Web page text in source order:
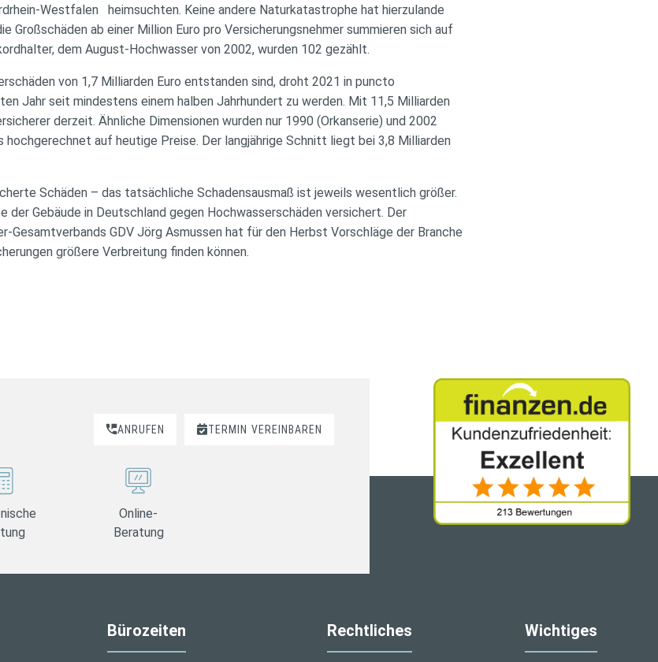
Westfalen heimsuchten. Keine andere Naturkatastrophe hat hierzulande
Großschäden ab einer Million Euro pro Versicherungsnehmer summieren sich auf
dem August-Hochwasser von 2002, wurden 102 gezählt.
von 1,7 Milliarden Euro entstanden sind, droht 2021 in puncto
Jahr seit mindestens einem halben Jahrhundert zu werden. Mit 11,5 Milliarden
derzeit. Ähnliche Dimensionen wurden nur 1990 (Orkanserie) und 2002
auf heutige Preise. Der langjährige Schnitt liegt bei 3,8 Milliarden
Schäden – das tatsächliche Schadensausmaß ist jeweils wesentlich größer.
der Gebäude in Deutschland gegen Hochwasserschäden versichert. Der
Gesamtverbands GDV Jörg Asmussen hat für den Herbst Vorschläge der Branche
größere Verbreitung finden können.
ANRUFEN TERMIN VEREINBAREN
Online-
Beratung
Bürozeiten Rechtliches Wichtiges